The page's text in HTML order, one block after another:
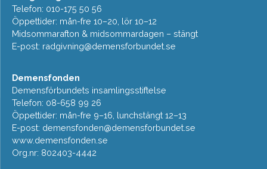
Telefon: 010-175 50 56
Öppettider: mån-fre 10–20, lör 10–12
Midsommarafton & midsommardagen – stängt
E-post: radgivning@demensforbundet.se
Demensfonden
Demensförbundets insamlingsstiftelse
Telefon: 08-658 99 26
Öppettider: mån-fre 9–16, lunchstängt 12–13
E-post: demensfonden@demensforbundet.se
www.demensfonden.se
Org.nr: 802403-4442